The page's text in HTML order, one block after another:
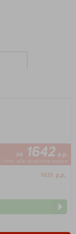
va 1642 p.p.
*incl. alle verplichte kosten
1631 p.p.